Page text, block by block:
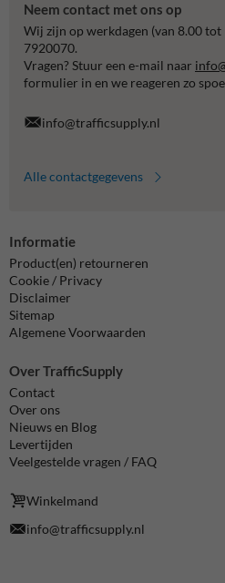
Neem contact met ons op
Wij zijn op werkdagen (van 8.00
7920070.
Vragen? Stuur een e-mail naar
formulier in en we reageren zo
info@trafficsupply.nl
Alle contactgegevens
Informatie
Product(en) retourneren
Cookie / Privacy
Disclaimer
Sitemap
Algemene Voorwaarden
Over TrafficSupply
Contact
Over ons
Nieuws en Blog
Levertijden
Veelgestelde vragen / FAQ
Winkelmand
info@trafficsupply.nl